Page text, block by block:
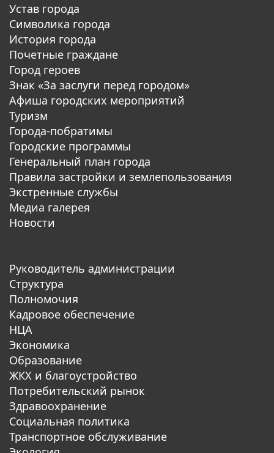
Устав города
Символика города
История города
Почетные граждане
Город героев
Знак «За заслуги перед городом»
Афиша городских мероприятий
Туризм
Города-побратимы
Городские программы
Генеральный план города
Правила застройки и землепользования
Экстренные службы
Медиа галерея
Новости
Руководитель администрации
Структура
Полномочия
Кадровое обеспечение
НЦА
Экономика
Образование
ЖКХ и благоустройство
Потребительский рынок
Здравоохранение
Социальная политика
Транспортное обслуживание